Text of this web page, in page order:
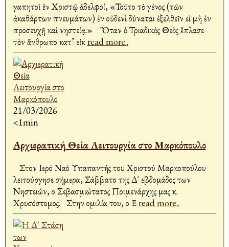
Ἀγαπητοὶ ἐν Χριστῷ ἀδελφοί, «Τοῦτο τὸ γένος (τῶν
ἀκαθάρτων πνευμάτων) ἐν οὐδενὶ δύναται ἐξελθεῖν εἰ μὴ ἐν
προσευχῇ καὶ νηστείᾳ.» Ὅταν ὁ Τριαδικὸς Θεὸς ἔπλασε
τὸν ἄνθρωπο κατ’ εἰκread more..
21/03/2026
<1min
Αρχιερατική Θεία Λειτουργία στο Μαρκόπουλο
Στον Ιερό Ναό Υπαπαντής του Χριστού Μαρκοπούλου
λειτούργησε σήμερα, Σάββατο της Δ' εβδομάδος των
Νηστειών, ο Σεβασμιώτατος Ποιμενάρχης μας κ.
Χρυσόστομος. Στην ομιλία του, ο Εread more..